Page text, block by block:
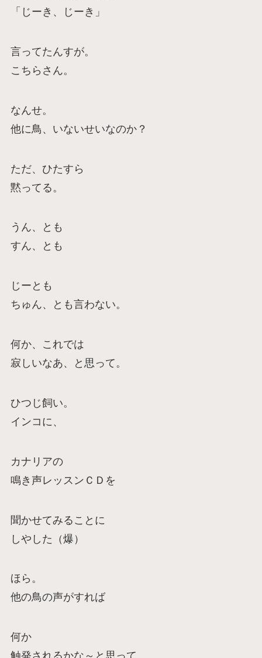
「じーき、じーき」
言ってたんすが。
こちらさん。
なんせ。
他に鳥、いないせいなのか？
ただ、ひたすら
黙ってる。
うん、とも
すん、とも
じーとも
ちゅん、とも言わない。
何か、これでは
寂しいなあ、と思って。
ひつじ飼い。
インコに、
カナリアの
鳴き声レッスンＣＤを
聞かせてみることに
しやした（爆）
ほら。
他の鳥の声がすれば
何か